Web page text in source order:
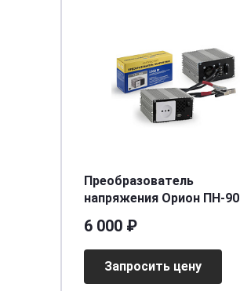
Преобразователь
напряжения Орион ПН-90
6 000 ₽
Запросить цену